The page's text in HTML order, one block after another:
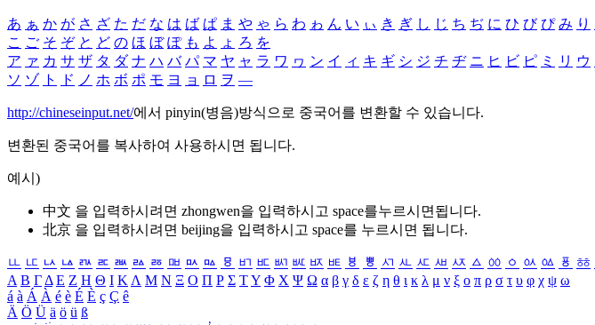
あ ぁ か が さ ざ た だ な は ば ぱ ま や ゃ ら わ ゎ ん い ぃ き ぎ し じ ち ぢ に ひ び ぴ み り
こ ご そ ぞ と ど の ほ ぼ ぽ も よ ょ ろ を
ア ァ カ サ ザ タ ダ ナ ハ バ パ マ ヤ ャ ラ ワ ヮ ン イ ィ キ ギ シ ジ チ ヂ ニ ヒ ビ ピ ミ リ ウ
ソ ゾ ト ド ノ ホ ボ ポ モ ヨ ョ ロ ヲ ―
http://chineseinput.net/에서 pinyin(병음)방식으로 중국어를 변환할 수 있습니다.
변환된 중국어를 복사하여 사용하시면 됩니다.
예시)
中文 을 입력하시려면 zhongwen을 입력하시고 space를누르시면됩니다.
北京 을 입력하시려면 beijing을 입력하시고 space를 누르시면 됩니다.
ㅥ ㅦ ㅧ ㅨ ㅩ ㅪ ㅫ ㅬ ㅭ ㅮ ㅯ ㅰ ㅱ ㅲ ㅳ ㅴ ㅵ ㅶ ㅷ ㅸ ㅹ ㅺ ㅻ ㅼ ㅽ ㅾ ㅿ ㆀ ㆁ ㆂ ㆃ ㆄ ㆅ
Α Β ΓΔ Ε Ζ Η Θ Ι ΚΛ Μ Ν Ξ Ο Π Ρ Σ ΤΥ Φ Χ Ψ Ω α β γ δ ε ζ η θ ι κ λ μ ν ξ ο π ρ σ τ υ φ χ ψ ω
á à Á À é è É È ç Ç ê
Ä Ö Ü ä ö ü ß